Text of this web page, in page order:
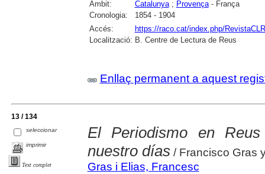
Àmbit:
Catalunya; Provença- França
Cronologia:
1854 - 1904
Accés:
https://raco.cat/index.php/
Localització: B. Centre de Lectura de Reus
Enllaç permanent a aquest
13 / 134
seleccionar
imprimir
Text complet
El Periodismo en
nuestro días/ Francisco Gras
Gras i Elias, Francesc